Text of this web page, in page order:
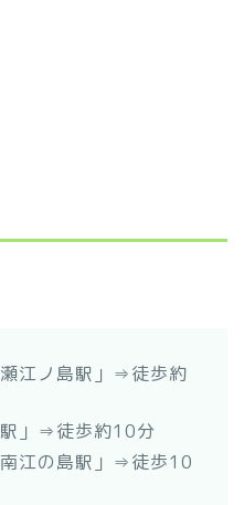
江ノ島駅」⇒徒歩約
」⇒徒歩約10分
江の島駅」⇒徒歩10